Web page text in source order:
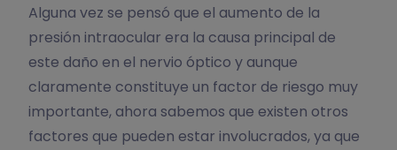
Alguna vez se pensó que el aumento de la
presión intraocular era la causa principal de
este daño en el nervio óptico y aunque
claramente constituye un factor de riesgo muy
importante, ahora sabemos que existen otros
factores que pueden estar involucrados, ya que